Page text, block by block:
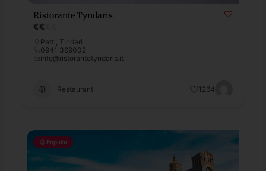
Ristorante Tyndaris
€€
Patti Tindari
0941 369002
info@ristorantetyndaris.it
Restaurant 1264
Popular